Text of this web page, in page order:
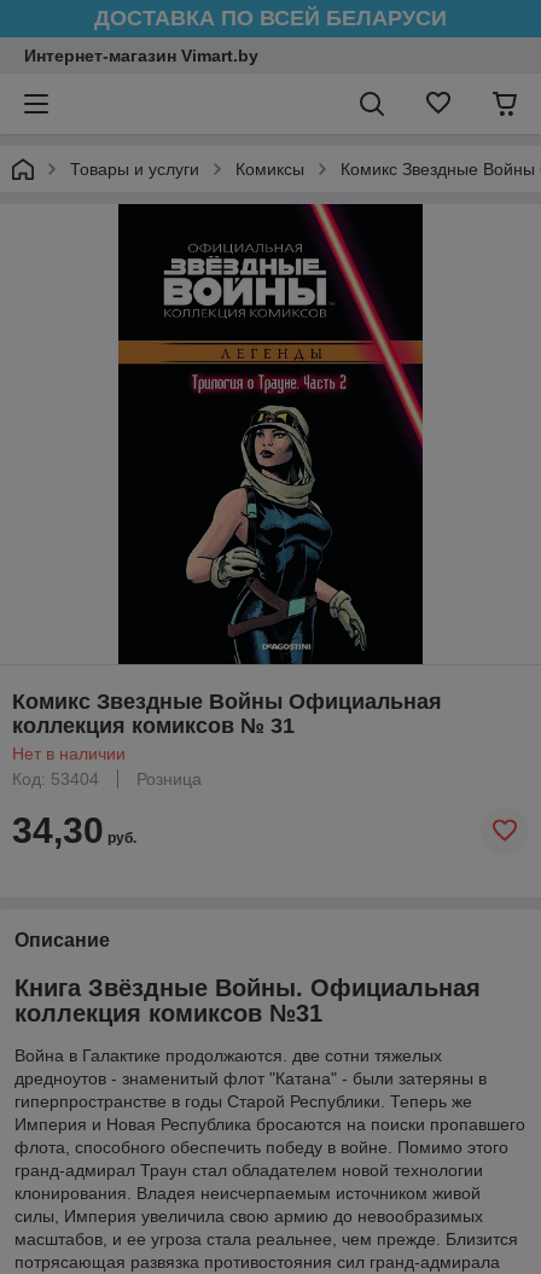
ДОСТАВКА ПО ВСЕЙ БЕЛАРУСИ
Интернет-магазин Vimart.by
Товары и услуги Комиксы Комикс Звездные
Комикс Звездные Войны Официальная
коллекция комиксов № 31
Нет в наличии
Код: 53404
Розница
34,30 руб.
Описание
Книга Звёздные Войны. Официальная
коллекция комиксов №31
Война в Галактике продолжаются. две сотни тяжелых
дредноутов - знаменитый флот "Катана" - были затеряны в
гиперпространстве в годы Старой Республики. Теперь же
Империя и Новая Республика бросаются на поиски пропавшего
флота, способного обеспечить победу в войне. Помимо этого
гранд-адмирал Траун стал обладателем новой технологии
клонирования. Владея неисчерпаемым источником живой
силы, Империя увеличила свою армию до невообразимых
масштабов, и ее угроза стала реальнее, чем прежде. Близится
потрясающая развязка противостояния сил гранд-адмирала